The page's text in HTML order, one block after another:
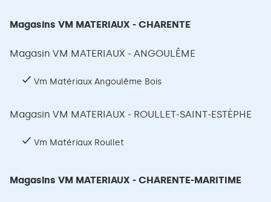
Magasins VM MATERIAUX - CHARENTE
Magasin VM MATERIAUX - ANGOULÊME
Vm Matériaux Angoulême Bois
Magasin VM MATERIAUX - ROULLET-SAINT-ESTÈPHE
Vm Matériaux Roullet
Magasins VM MATERIAUX - CHARENTE-MARITIME